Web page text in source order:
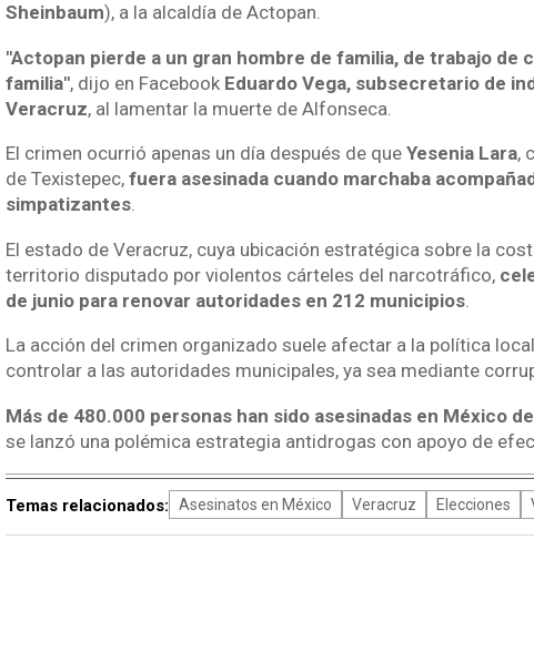
Sheinbaum), a la alcaldía de Actopan.
"Actopan pierde a un gran hombre de familia, de trabajo de
familia", dijo en FacebookEduardo Vega, subsecretario de
Veracruz, al lamentar la muerte de Alfonseca.
El crimen ocurrió apenas un día después de que Yesenia Lara,
de Texistepec, fuera asesinada cuando marchaba
simpatizantes.
El estado de Veracruz, cuya ubicación estratégica sobre la
territorio disputado por violentos cárteles del narcotráfico,
de junio para renovar autoridades en 212 municipios.
La acción del crimen organizado suele afectar a la política
controlar a las autoridades municipales, ya sea mediante
Más de 480.000 personas han sido asesinadas en México
se lanzó una polémica estrategia antidrogas con apoyo de
Temas relacionados: Asesinatos en México Veracruz Elecciones